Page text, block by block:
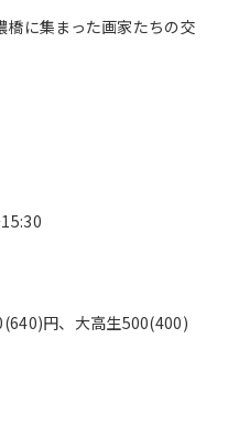
に集まった画家たちの交
円、大高生500(400)